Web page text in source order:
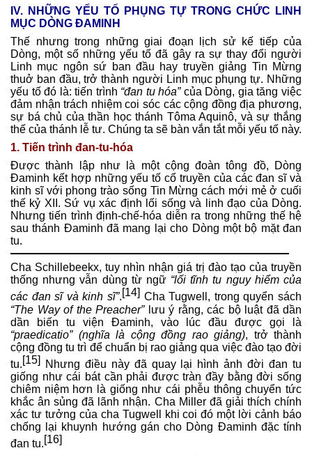
IV. NHỮNG YẾU TỐ PHỤNG TỰ TRONG CHỨC LINH
MỤC DÒNG ĐAMINH
Thế nhưng trong những giai đoạn lịch sử kế tiếp của
Dòng, một số những yếu tố đã gây ra sự thay đổi người
Linh mục ngôn sứ ban đầu hay truyền giảng Tin Mừng
thuở ban đầu, trở thành người Linh mục phụng tự. Những
yếu tố đó là: tiến trình “đan tu hóa”của Dòng, gia tăng việc
đảm nhận trách nhiệm coi sóc các cộng đồng địa phương,
sự bá chủ của thần học thánh Tôma Aquinô, và sự thắng
thế của thánh lễ tư. Chúng ta sẽ bàn vắn tắt mỗi yếu tố này.
1. Tiến trình đan-tu-hóa
Được thành lập như là một cộng đoàn tông đồ, Dòng
Đaminh kết hợp những yếu tố cổ truyền của các đan sĩ và
kinh sĩ với phong trào sống Tin Mừng cách mới mẻ ở cuối
thế kỷ XII. Sứ vụ xác định lối sống và linh đạo của Dòng.
Nhưng tiến trình định-chế-hóa diễn ra trong những thế hệ
sau thánh Đaminh đã mang lại cho Dòng một bộ mặt đan
tu.
Cha Schillebeekx, tuy nhìn nhận giá trị đào tạo của truyền
thống nhưng vẫn dùng từ ngữ “lối tĩnh tu nguy hiểm của
các đan sĩ và kinh sĩ”.[14] Cha Tugwell, trong quyển sách
“The Way of the Preacher”lưu ý rằng, các bộ luật đã dần
dần biến tu viện Đaminh, vào lúc đầu được gọi là
“praedicatio” (nghĩa là cộng đồng rao giảng), trở thành
cộng đồng tu trì để chuẩn bị rao giảng qua việc đào tạo đời
tu.[15]
Nhưng điều này đã quay lại hình ảnh đời đan tu
giống như cái bát cần phải được tràn đầy bằng đời sống
chiêm niệm hơn là giống như cái phễu thông chuyển tức
khắc ân sủng đã lãnh nhận. Cha Miller đã giải thích chính
xác tư tưởng của cha Tugwell khi coi đó một lời cảnh báo
chống lại khuynh hướng gán cho Dòng Đaminh đặc tính
đan tu.[16]